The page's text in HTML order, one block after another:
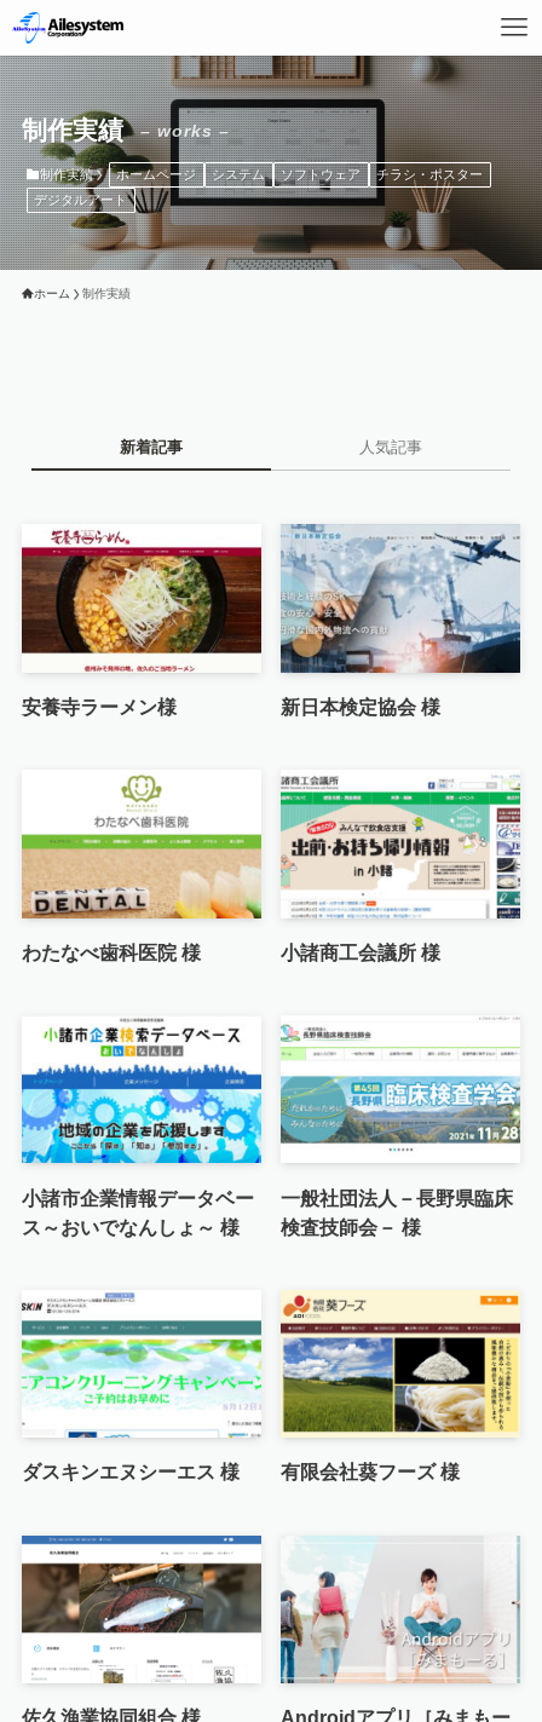
制作実績 – works –
制作実績 ホームページ システム ソフトウェア
チラシ・ポスター
デジタルアート
ホーム 制作実績
新着記事 人気記事
安養寺ラーメン様 新日本検定協会 様
わたなべ歯科医院 様 小諸商工会議所 様
小諸市企業情報データベー
ス～おいでなんしょ～ 様
一般社団法人－長野県臨床
検査技師会－ 様
ダスキンエヌシーエス 様 有限会社葵フーズ 様
佐久漁業協同組合 様
Androidアプリ［みまもー